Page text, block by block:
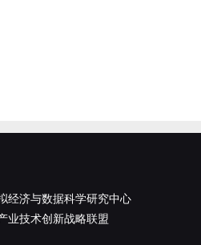
经济与数据科学研究中心
业技术创新战略联盟